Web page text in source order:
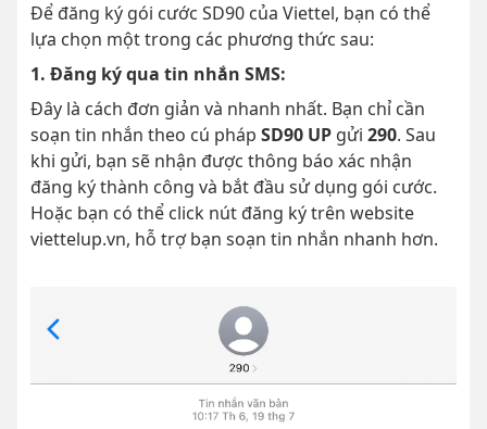
Để đăng ký gói cước SD90 của Viettel, bạn có thể
lựa chọn một trong các phương thức sau:
1. Đăng ký qua tin nhắn SMS:
Đây là cách đơn giản và nhanh nhất. Bạn chỉ cần
soạn tin nhắn theo cú pháp SD90 UP gửi 290. Sau
khi gửi, bạn sẽ nhận được thông báo xác nhận
đăng ký thành công và bắt đầu sử dụng gói cước.
Hoặc bạn có thể click nút đăng ký trên website
viettelup.vn, hỗ trợ bạn soạn tin nhắn nhanh hơn.